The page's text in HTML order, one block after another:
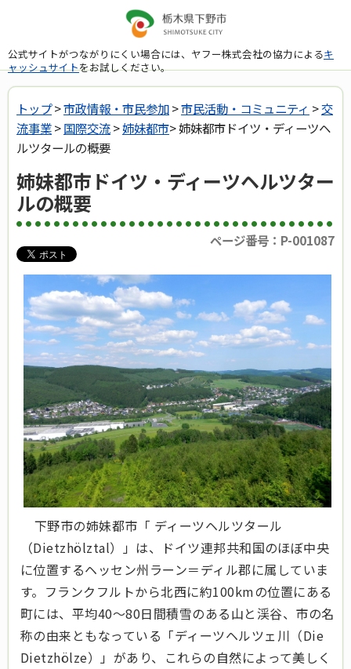
公式サイトがつながりにくい場合には、ヤフー株式会社の協力によるキ
ャッシュサイトをお試しください。
トップ>市政情報・市民参加>市民活動・コミュニティ >交
流事業>国際交流>姉妹都市> 姉妹都市ドイツ・ディーツヘ
ルツタールの概要
姉妹都市ドイツ・ディーツヘルツター
ルの概要
ページ番号：P-001087
下野市の姉妹都市「 ディーツヘルツタール
（Dietzhölztal）」は、ドイツ連邦共和国のほぼ中央
に位置するヘッセン州ラーン＝ディル郡に属していま
す。フランクフルトから北西に約100kmの位置にある
町には、平均40～80日間積雪のある山と渓谷、市の名
称の由来ともなっている「ディーツヘルツェ川（Die
Dietzhölze）」があり、これらの自然によって美しく